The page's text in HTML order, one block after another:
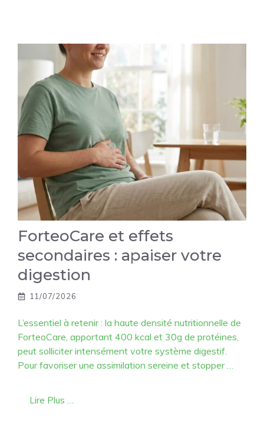
ForteoCare et effets
secondaires : apaiser votre
digestion
11/07/2026
L’essentiel à retenir : la haute densité nutritionnelle de
ForteoCare, apportant 400 kcal et 30g de protéines,
peut solliciter intensément votre système digestif.
Pour favoriser une assimilation sereine et stopper …
Lire Plus …